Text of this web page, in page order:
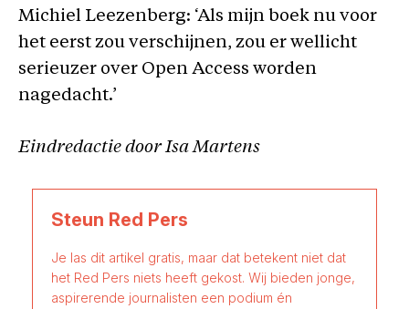
Michiel Leezenberg: ‘Als mijn boek nu voor
het eerst zou verschijnen, zou er wellicht
serieuzer over Open Access worden
nagedacht.’
Eindredactie door Isa Martens
Steun Red Pers
Je las dit artikel gratis, maar dat betekent niet dat
het Red Pers niets heeft gekost. Wij bieden jonge,
aspirerende journalisten een podium én